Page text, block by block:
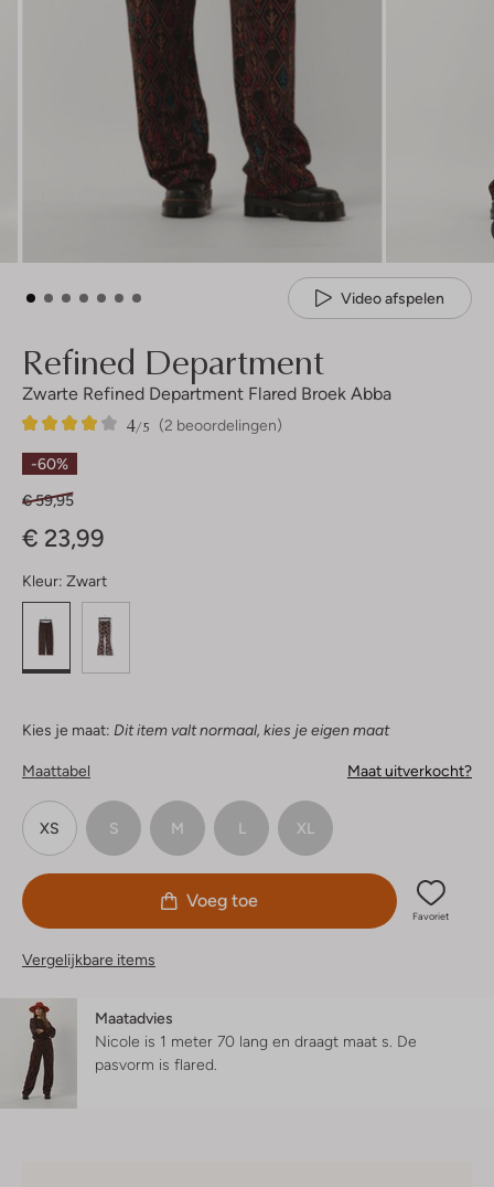
Video afspelen
Refined Department
Zwarte Refined Department Flared Broek Abba
(2 beoordelingen)
4/5
2
4
Sterren
-60%
€ 59,95
€ 23,99
Kleur: Zwart
Kies je maat: Dit item valt normaal, kies je eigen maat
Maattabel Maat uitverkocht?
XS S M L XL
Voeg toe
Favoriet
Vergelijkbare items
Maatadvies
Nicole is 1 meter 70 lang en draagt maat s. De
pasvorm is flared